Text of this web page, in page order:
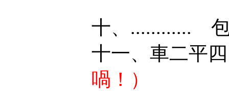
十、............
十一、車二
喎！）